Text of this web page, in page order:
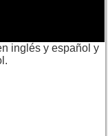
inglés y español y